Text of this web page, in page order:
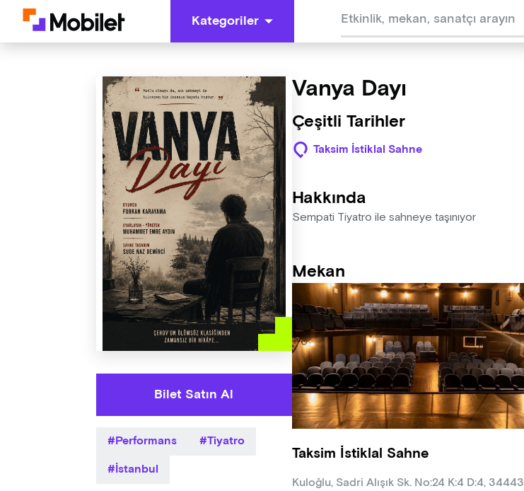
Kategoriler
Bilet Satın Al
Performans
Tiyatro
İstanbul
Vanya Dayı
Çeşitli Tarihler
Taksim İstiklal Sahne
Hakkında
Sempati Tiyatro ile sahneye taşınıyor
Mekan
Taksim İstiklal Sahne
Kuloğlu, Sadri Alışık Sk. No:24 K:4 D:4, 34443